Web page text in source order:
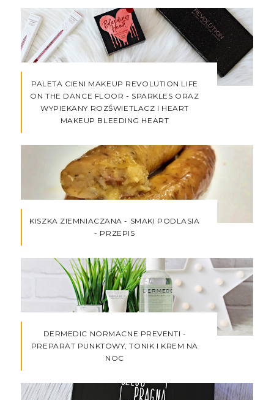
PALETA CIENI MAKEUP REVOLUTION LIFE
ON THE DANCE FLOOR - SPARKLES ORAZ
WYPIEKANY ROZŚWIETLACZ I HEART
MAKEUP BLEEDING HEART
KISZKA ZIEMNIACZANA - SMAKI PODLASIA
- PRZEPIS
DERMEDIC NORMACNE PREVENTI -
PREPARAT PUNKTOWY, TONIK I KREM NA
NOC